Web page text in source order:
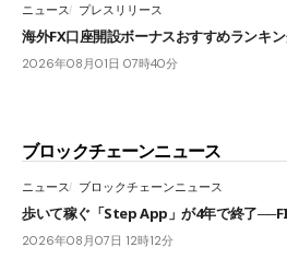
ニュース プレスリリース
海外FX口座開設ボーナスおすすめランキ
2026年08月01日 07時40分
ブロックチェーンニュース
ニュース ブロックチェーンニュース
歩いて稼ぐ「Step App」が4年で終了
2026年08月07日 12時12分